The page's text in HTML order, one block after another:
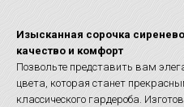
Изысканная сорочка
качество и комфорт
Позвольте представить вам
цвета, которая станет
классического гардероба.